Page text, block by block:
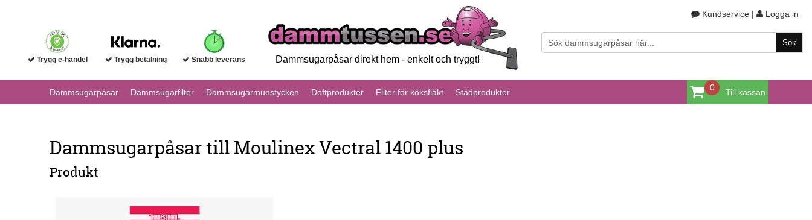
Dammsugarpåsar direkt hem - enkelt och tryggt!
Trygg e-handel Trygg betalning Snabb leverans
Kundservice | Logga in
0 Till kassan
Dammsugarpåsar Dammsugarfilter Dammsugarmunstycken Doftprodukter Filter för köksfläkt Städprodukter
Dammsugarpåsar till Moulinex Vectral 1400 plus
Produkt